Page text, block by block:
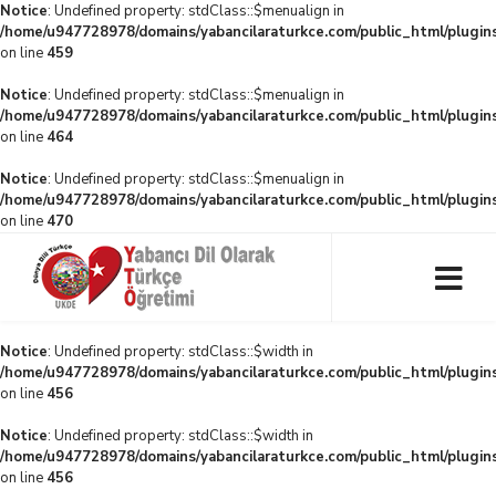
Notice: Undefined property: stdClass::$menualign in
/home/u947728978/domains/yabancilaraturkce.com/public_html/
on line 459
Notice: Undefined property: stdClass::$menualign in
/home/u947728978/domains/yabancilaraturkce.com/public_html/
on line 464
Notice: Undefined property: stdClass::$menualign in
/home/u947728978/domains/yabancilaraturkce.com/public_html/
on line 470
Notice: Undefined property: stdClass::$width in
/home/u947728978/domains/yabancilaraturkce.com/public_html/
on line 456
Notice: Undefined property: stdClass::$width in
/home/u947728978/domains/yabancilaraturkce.com/public_html/
on line 456